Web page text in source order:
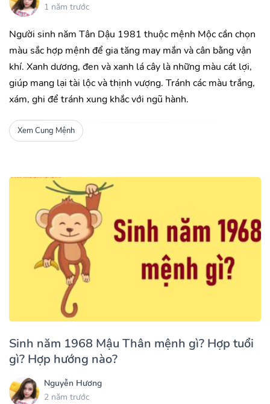
1 năm trước
Người sinh năm Tân Dậu 1981 thuộc mệnh Mộc cần chọn
màu sắc hợp mệnh để gia tăng may mắn và cân bằng vận
khí. Xanh dương, đen và xanh lá cây là những màu cát lợi,
giúp mang lại tài lộc và thịnh vượng. Tránh các màu trắng,
xám, ghi để tránh xung khắc với ngũ hành.
Xem Cung Mệnh
Sinh năm 1968 Mậu Thân mệnh gì? Hợp tuổi
gì? Hợp hướng nào?
Nguyễn Hương
2 năm trước